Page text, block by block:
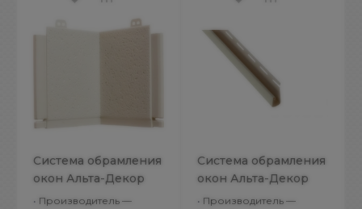
Система обрамления
окон Альта-Декор
Классик Кремовый
• Производитель —
Система обрамления
окон Альта-Декор
Классик Кремовый
• Производитель —